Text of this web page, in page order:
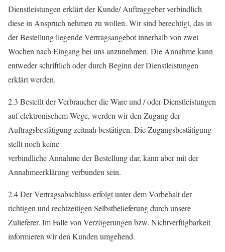
Dienstleistungen erklärt der Kunde/ Auftraggeber verbindlich
diese in Anspruch nehmen zu wollen. Wir sind berechtigt, das in
der Bestellung liegende Vertragsangebot innerhalb von zwei
Wochen nach Eingang bei uns anzunehmen. Die Annahme kann
entweder schriftlich oder durch Beginn der Dienstleistungen
erklärt werden.
2.3 Bestellt der Verbraucher die Ware und / oder Dienstleistungen
auf elektronischem Wege, werden wir den Zugang der
Auftragsbestätigung zeitnah bestätigen. Die Zugangsbestätigung
stellt noch keine
verbindliche Annahme der Bestellung dar, kann aber mit der
Annahmeerklärung verbunden sein.
2.4 Der Vertragsabschluss erfolgt unter dem Vorbehalt der
richtigen und rechtzeitigen Selbstbelieferung durch unsere
Zulieferer. Im Falle von Verzögerungen bzw. Nichtverfügbarkeit
informieren wir den Kunden umgehend.